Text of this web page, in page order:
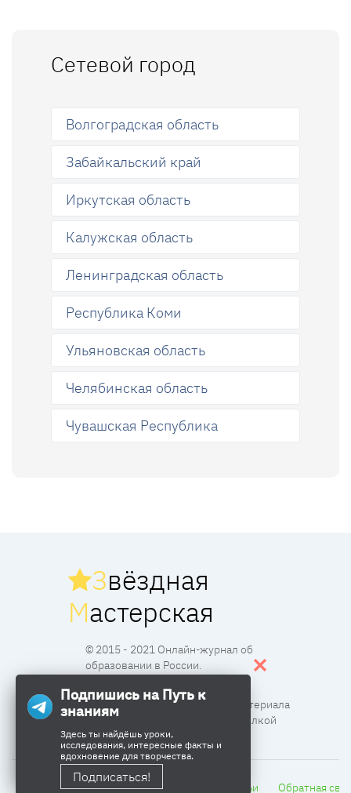
Сетевой город
Волгоградская область
Забайкальский край
Иркутская область
Калужская область
Ленинградская область
Республика Коми
Ульяновская область
Челябинская область
Чувашская Республика
Звёздная
Мастерская
© 2015 - 2021 Онлайн-журнал об
образовании в России.
Все права защищены. Перпечатка материала
разрешена с согласия редакции и ссылкой
Сетевой город Статьи Обратная
Подпишись на Путь к
знаниям
Здесь ты найдёшь уроки,
исследования, интересные факты и
вдохновение для творчества.
Подписаться!